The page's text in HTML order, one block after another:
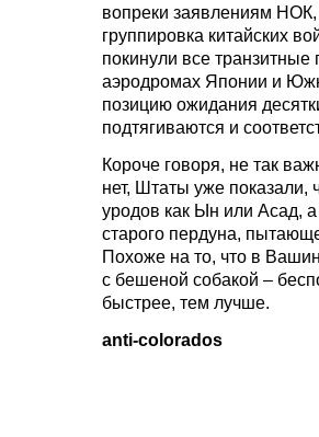
вопреки заявлениям
группировка китайских
покинули все
аэродромах Японии и
позицию ожидания
подтягиваются и
Короче говоря, не так
нет, Штаты уже показали,
уродов как Ын или Асад,
старого пердуна,
Похоже на то, что в
с бешеной собакой –
быстрее, тем лучше.
anti-colorados